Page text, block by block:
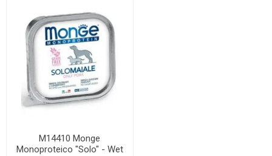
M14410 Monge
Monoproteico "Solo" - Wet